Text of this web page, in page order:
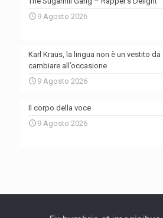
9 Agosto 2026
Karl Kraus, la lingua non è un vestito da
cambiare all’occasione
9 Agosto 2026
Il corpo della voce
9 Agosto 2026